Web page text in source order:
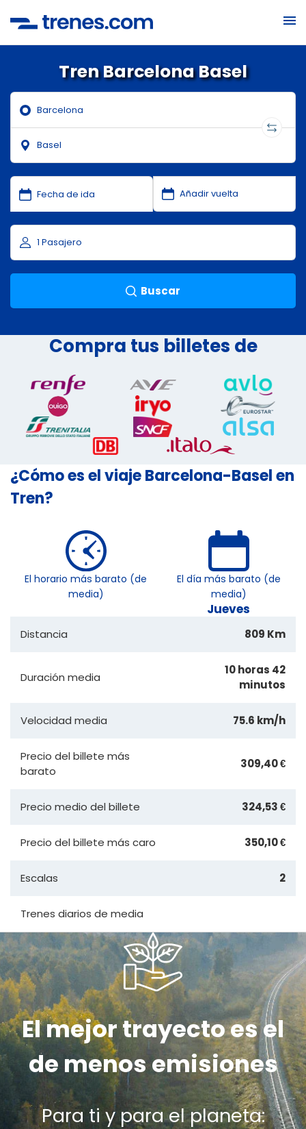
Tren Barcelona Basel
Buscar
Compra tus billetes de
¿Cómo es el viaje Barcelona-Basel en
Tren?
El horario más barato (de
media)
El día más barato (de
media)
Jueves
Distancia 809 Km
Duración media
10 horas 42
minutos
Velocidad media 75.6 km/h
Precio del billete más
barato
309,40 €
Precio medio del billete 324,53 €
Precio del billete más caro 350,10 €
Escalas 2
Trenes diarios de media
El mejor trayecto es el
de menos emisiones
Para ti y para el planeta: